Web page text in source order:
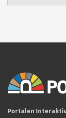
Portalen